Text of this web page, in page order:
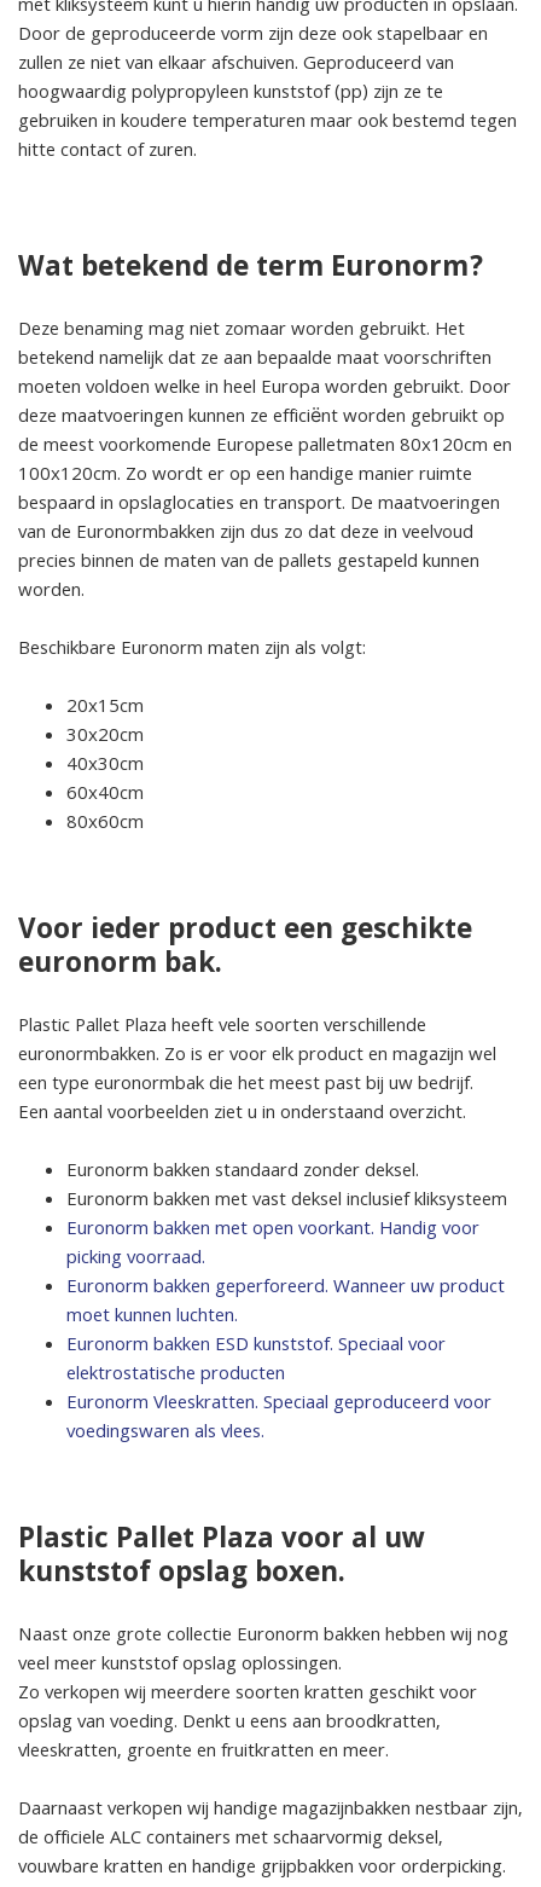
met kliksysteem kunt u hierin handig uw producten in opslaan.
Door de geproduceerde vorm zijn deze ook stapelbaar en
zullen ze niet van elkaar afschuiven. Geproduceerd van
hoogwaardig polypropyleen kunststof (pp) zijn ze te
gebruiken in koudere temperaturen maar ook bestemd tegen
hitte contact of zuren.
Wat betekend de term Euronorm?
Deze benaming mag niet zomaar worden gebruikt. Het
betekend namelijk dat ze aan bepaalde maat voorschriften
moeten voldoen welke in heel Europa worden gebruikt. Door
deze maatvoeringen kunnen ze efficiënt worden gebruikt op
de meest voorkomende Europese palletmaten 80x120cm en
100x120cm. Zo wordt er op een handige manier ruimte
bespaard in opslaglocaties en transport. De maatvoeringen
van de Euronormbakken zijn dus zo dat deze in veelvoud
precies binnen de maten van de pallets gestapeld kunnen
worden.
Beschikbare Euronorm maten zijn als volgt:
20x15cm
30x20cm
40x30cm
60x40cm
80x60cm
Voor ieder product een geschikte
euronorm bak.
Plastic Pallet Plaza heeft vele soorten verschillende
euronormbakken. Zo is er voor elk product en magazijn wel
een type euronormbak die het meest past bij uw bedrijf.
Een aantal voorbeelden ziet u in onderstaand overzicht.
Euronorm bakken standaard zonder deksel.
Euronorm bakken met vast deksel inclusief kliksysteem
Euronorm bakken met open voorkant. Handig voor
picking voorraad.
Euronorm bakken geperforeerd. Wanneer uw product
moet kunnen luchten.
Euronorm bakken ESD kunststof. Speciaal voor
elektrostatische producten
Euronorm Vleeskratten. Speciaal geproduceerd voor
voedingswaren als vlees.
Plastic Pallet Plaza voor al uw
kunststof opslag boxen.
Naast onze grote collectie Euronorm bakken hebben wij nog
veel meer kunststof opslag oplossingen.
Zo verkopen wij meerdere soorten kratten geschikt voor
opslag van voeding. Denkt u eens aan broodkratten,
vleeskratten, groente en fruitkratten en meer.
Daarnaast verkopen wij handige magazijnbakken nestbaar zijn,
de officiele ALC containers met schaarvormig deksel,
vouwbare kratten en handige grijpbakken voor orderpicking.